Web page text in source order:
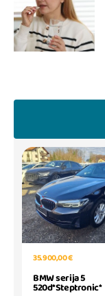
35.900,00 €
BMW serija 5
520d*Steptronic*